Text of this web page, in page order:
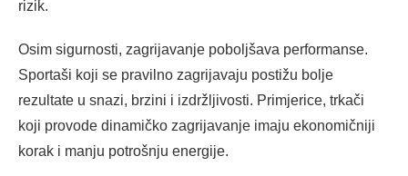
rizik.
Osim sigurnosti, zagrijavanje poboljšava performanse.
Sportaši koji se pravilno zagrijavaju postižu bolje
rezultate u snazi, brzini i izdržljivosti. Primjerice, trkači
koji provode dinamičko zagrijavanje imaju ekonomičniji
korak i manju potrošnju energije.